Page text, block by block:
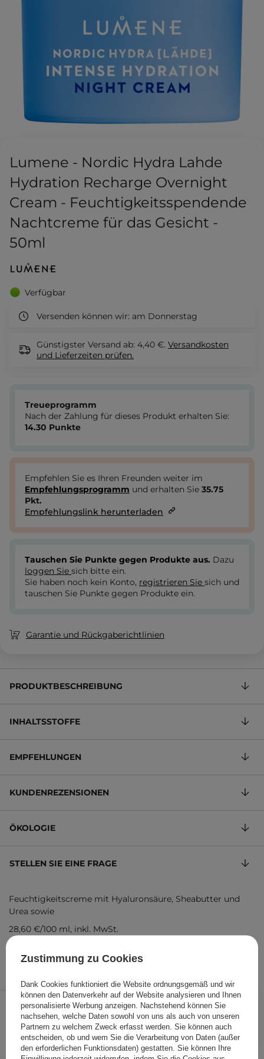
Lumene - Nordic Hydra Lahde
Hydration Recharge Overnight
Cream - Feuchtigkeitsspendende
Nachtcreme für das Gesicht -
50ml
Verfügbar
Versenden können wir: am Donnerstag
Günstigster Versand ab: 4,40 €. Versandkosten
und Lieferzeiten prüfen.
14,30 € /Stk.
IN DEN WARENKORB
Treueprogramm
Nach der Zahlung für dieses Produkt erhalten Sie:
14.30 Punkte
Empfehlen Sie es Ihren Freunden weiter im
Empfehlungsprogramm und erhalten Sie 35.75
Pkt.
Empfehlungslink herunterladen
Tauschen Sie Punkte gegen Produkte aus. Dazu
loggen Sie sich bitte ein.
Sie haben noch kein Konto, registrieren Sie sich und
tauschen Sie Punkte gegen Produkte ein.
Garantie und Rückgaberichtlinien
PRODUKTBESCHREIBUNG
INHALTSSTOFFE
EMPFEHLUNGEN
KUNDENREZENSIONEN
ÖKOLOGIE
STELLEN SIE EINE FRAGE
Feuchtigkeitscreme mit Hyaluronsäure, Sheabutter und
Urea sowie
28,60 €/100 ml, inkl. MwSt.
Folgende Produkte wurden von
Zustimmung zu Cookies
Dank Cookies funktioniert die Website ordnungsgemäß und wir
können den Datenverkehr auf der Website analysieren und Ihnen
personalisierte Werbung anzeigen. Nachstehend können Sie
nachsehen, welche Daten sowohl von uns als auch von unseren
Partnern zu welchem Zweck erfasst werden. Sie können auch
entscheiden, ob und wem Sie die Verarbeitung von Daten (außer
den erforderlichen Funktionsdaten) gestatten. Sie können Ihre